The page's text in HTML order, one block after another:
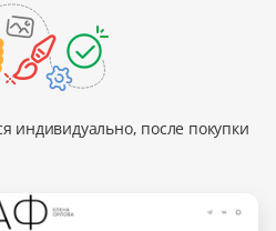
индивидуально, после покупки